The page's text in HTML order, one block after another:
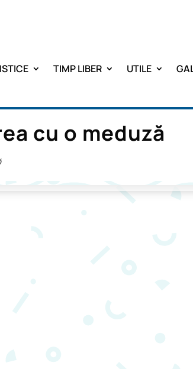
TIMP LIBER UTILE
cu o meduză